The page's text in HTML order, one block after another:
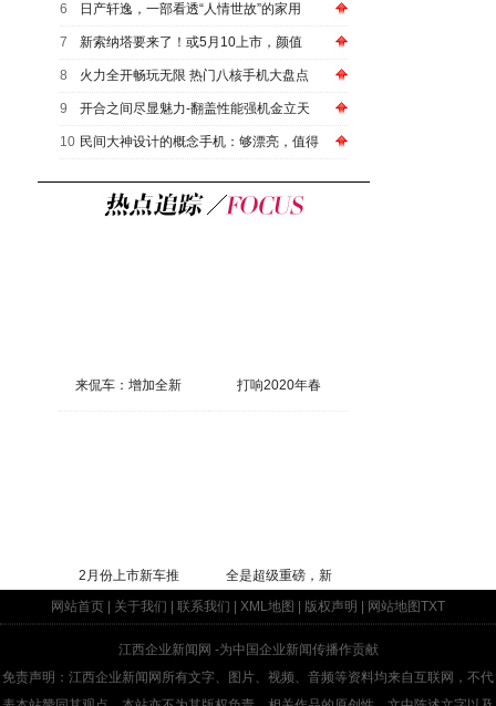
6 日产轩逸，一部看透“人情世故”的家用
7 新索纳塔要来了！或5月10上市，颜值
8 火力全开畅玩无限 热门八核手机大盘点
9 开合之间尽显魅力-翻盖性能强机金立天
10 民间大神设计的概念手机：够漂亮，值得
来侃车：增加全新 打响2020年春
2月份上市新车推
全是超级重磅，新
网站首页
关于我们 联系我们 XML地图 版权声明 网站地图TXT
江西企业新闻网 -为中国企业新闻传播作贡献
免责声明：江西企业新闻网所有文字、图片、视频、音频等资料均来自互联网，不代